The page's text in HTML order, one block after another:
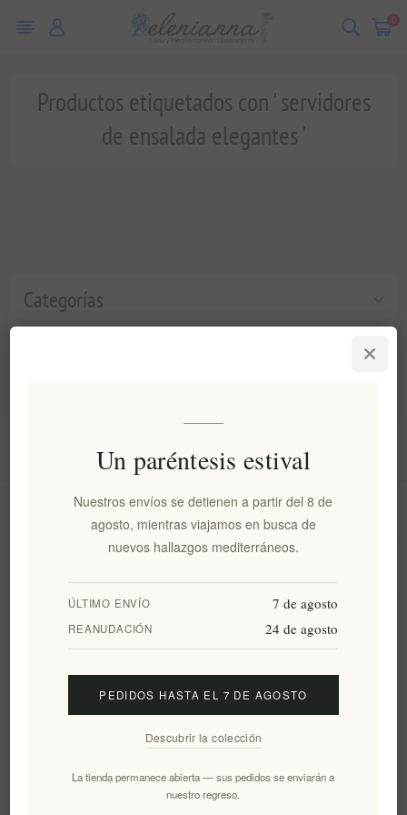
0
Categorías
Productos etiquetados con ' servidores
de ensalada elegantes '
Información
Mi cuenta
Suscribirse Desuscribirse
Un paréntesis estival
Nuestros envíos se detienen a partir del 8 de
agosto, mientras viajamos en busca de
nuevos hallazgos mediterráneos.
ÚLTIMO ENVÍO 7 de agosto
REANUDACIÓN 24 de agosto
PEDIDOS HASTA EL 7 DE AGOSTO
Descubrir la colección
La tienda permanece abierta — sus pedidos se enviarán a
nuestro regreso.